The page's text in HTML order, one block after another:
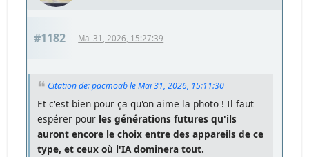
#1182 Mai 31, 2026, 15:27:39
Citation de: pacmoab le Mai 31, 2026, 15:11:30
Et c'est bien pour ça qu'on aime la photo ! Il faut
espérer pour les générations futures qu'ils
auront encore le choix entre des appareils de ce
type, et ceux où l'IA dominera tout.